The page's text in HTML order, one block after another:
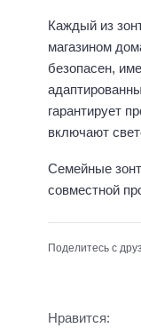
Каждый из
магазином
безопасен,
гарантирует
включают
Семейные
совместной
Поделитесь с
Нравится: